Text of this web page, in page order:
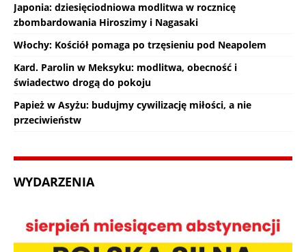
Japonia: dziesięciodniowa modlitwa w rocznicę
zbombardowania Hiroszimy i Nagasaki
Włochy: Kościół pomaga po trzęsieniu pod Neapolem
Kard. Parolin w Meksyku: modlitwa, obecność i
świadectwo drogą do pokoju
Papież w Asyżu: budujmy cywilizację miłości, a nie
przeciwieństw
WYDARZENIA